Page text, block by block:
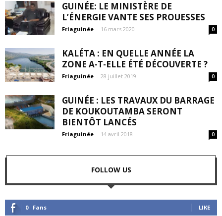
GUINÉE: LE MINISTÈRE DE
L’ÉNERGIE VANTE SES PROUESSES
Friaguinée - 16 mars 2020 0
KALÉTA : EN QUELLE ANNÉE LA
ZONE A-T-ELLE ÉTÉ DÉCOUVERTE ?
Friaguinée - 28 juillet 2019 0
GUINÉE : LES TRAVAUX DU BARRAGE
DE KOUKOUTAMBA SERONT
BIENTÔT LANCÉS
Friaguinée - 14 avril 2018 0
FOLLOW US
0 Fans LIKE